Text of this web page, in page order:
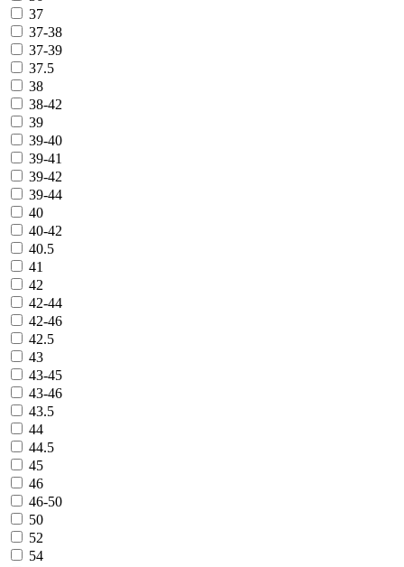
37
37-38
37-39
37.5
38
38-42
39
39-40
39-41
39-42
39-44
40
40-42
40.5
41
42
42-44
42-46
42.5
43
43-45
43-46
43.5
44
44.5
45
46
46-50
50
52
54